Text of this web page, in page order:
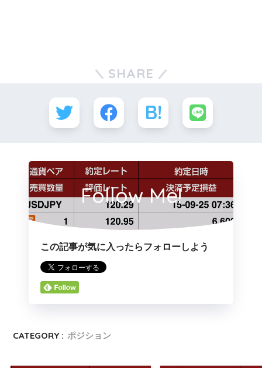
SHARE
Follow Me!
この記事が気に入ったらフォローしよう
CATEGORY : ポジション